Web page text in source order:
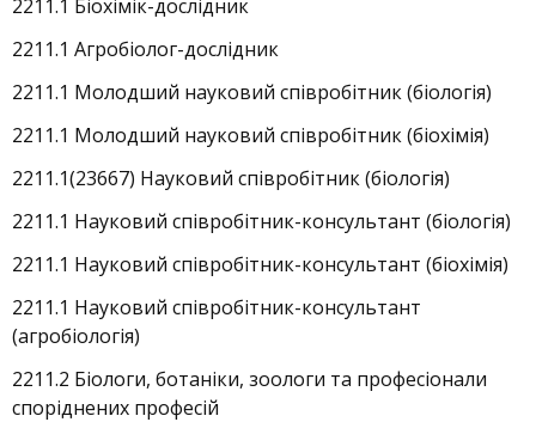
2211.1 Біохімік-дослідник
2211.1 Агробіолог-дослідник
2211.1 Молодший науковий співробітник (біологія)
2211.1 Молодший науковий співробітник (біохімія)
2211.1(23667) Науковий співробітник (біологія)
2211.1 Науковий співробітник-консультант (біологія)
2211.1 Науковий співробітник-консультант (біохімія)
2211.1 Науковий співробітник-консультант
(агробіологія)
2211.2 Біологи, ботаніки, зоологи та професіонали
споріднених професій